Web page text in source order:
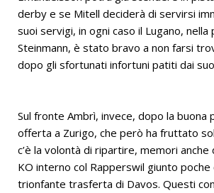
derby e se Mitell deciderà di servirsi
suoi servigi, in ogni caso il Lugano, nella
Steinmann, è stato bravo a non farsi
dopo gli sfortunati infortuni patiti dai
Sul fronte Ambrì, invece, dopo la buona
offerta a Zurigo, che però ha fruttato
c’è la volontà di ripartire, memori
KO interno col Rapperswil giunto
trionfante trasferta di Davos. Questi